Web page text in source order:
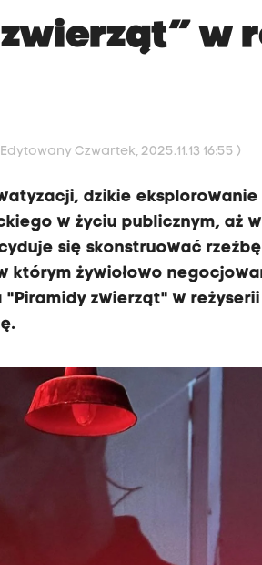
w
Czwartek, 2025.11.13 16:55 )
dzikie
w życiu publicznym, aż
się skonstruować
którym żywiołowo
zwierząt" w